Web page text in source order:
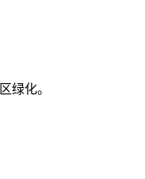
绿化。